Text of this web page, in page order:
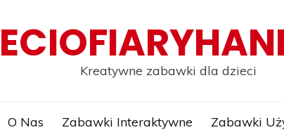
Kreatywne zabawki dla dzieci
O Nas Zabawki Interaktywne Zabawki